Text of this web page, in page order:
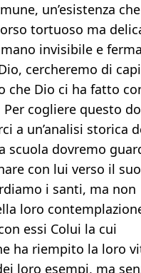
un’esistenza
tortuoso ma
invisibile e
cercheremo di
che Dio ci ha fatto
Per cogliere questo
a un’analisi storica
scuola dovremo
con lui verso il
i santi, ma non
loro
essi Colui la cui
ha riempito la loro
loro esempi, ma